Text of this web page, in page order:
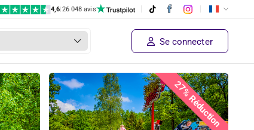
4,6|26 048 avis
Se connecter
27% Réduction